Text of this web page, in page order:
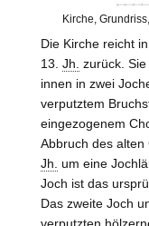
Kirche,
Die Kirche reicht
13. Jh. zurück.
innen in zwei
verputztem
eingezogenem
Abbruch des alten
Jh.
um eine
Joch ist das
Das zweite Joch